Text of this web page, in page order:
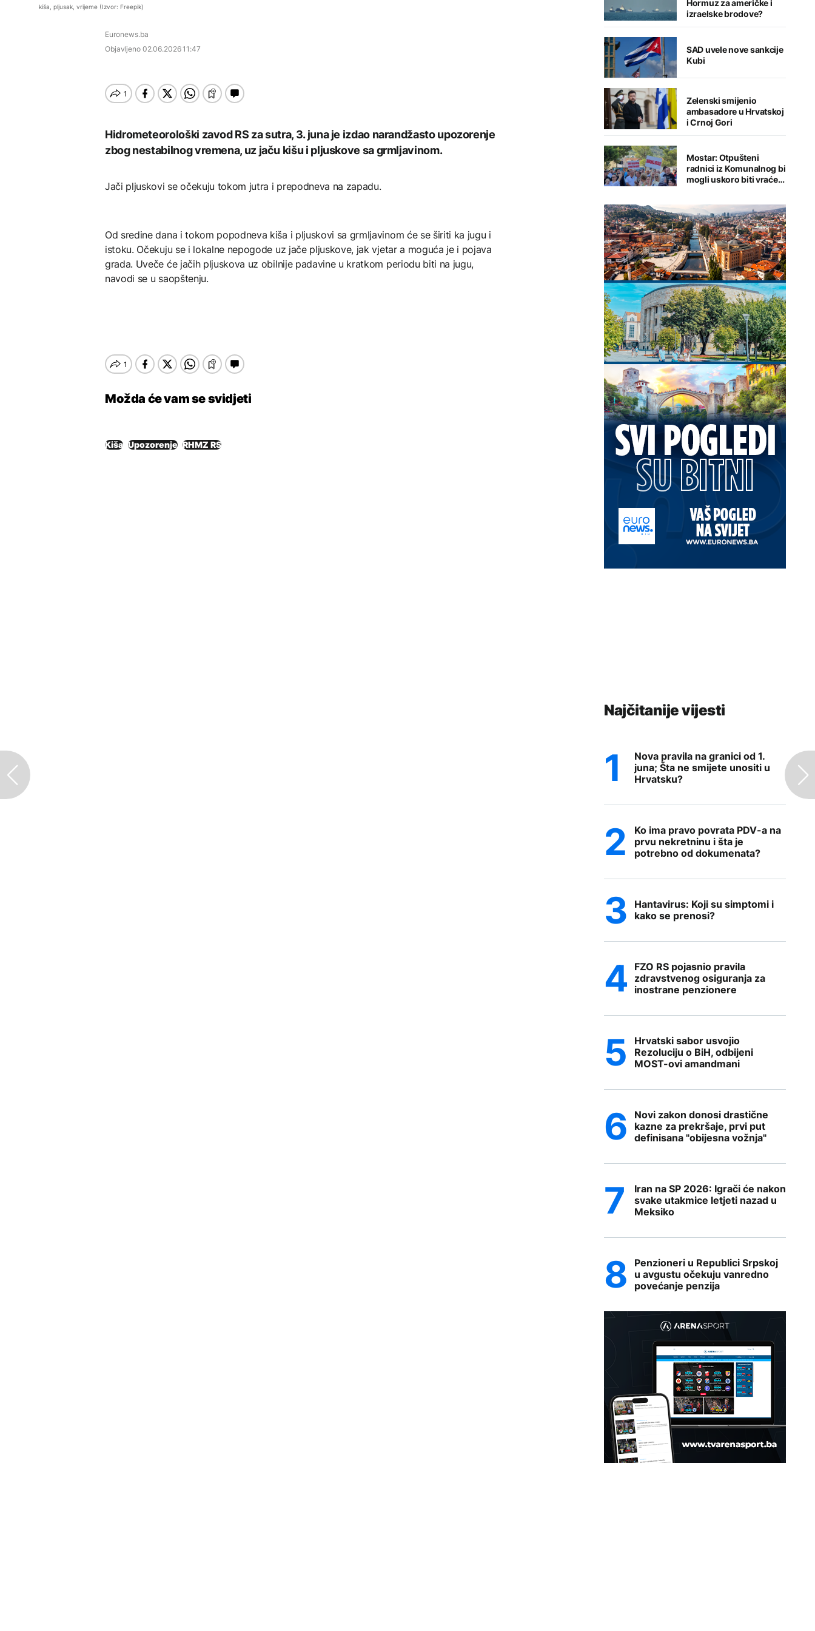
Veliki uspjeh sarajevskih
DRUŠTVO
vrh Turske
Nuklearka Krško
visokih temperatura
Save
FOKUS
evakuisano skoro
30.000 ljudi
Da li su Trump i Hegseth
u sukobu? Lider SAD se
obratio naciji
Rat i pijesak prijete
drevnim piramidama
ZANIMLJIVOSTI
Rihanna radi na novom
kiša, pljusak, vrijeme (Izvor: Freepik)
Euronews.ba
Objavljeno 02.06.2026 11:47
Hidrometeorološki zavod RS za sutra, 3. juna je izdao narandžasto upozorenje
zbog nestabilnog vremena, uz jaču kišu i pljuskove sa grmljavinom.
Jači pljuskovi se očekuju tokom jutra i prepodneva na zapadu.
Od sredine dana i tokom popodneva kiša i pljuskovi sa grmljavinom će se širiti ka jugu i
istoku. Očekuju se i lokalne nepogode uz jače pljuskove, jak vjetar a moguća je i pojava
grada. Uveče će jačih pljuskova uz obilnije padavine u kratkom periodu biti na jugu,
navodi se u saopštenju.
Možda će vam se svidjeti
Kiša Upozorenje RHMZ RS
Hormuz za američke i
izraelske brodove?
SAD uvele nove sankcije
Kubi
Zelenski smijenio
ambasadore u Hrvatskoj
i Crnoj Gori
Mostar: Otpušteni
radnici iz Komunalnog bi
mogli uskoro biti vraćeni
Najčitanije vijesti
Nova pravila na granici od 1.
juna; Šta ne smijete unositi u
Hrvatsku?
Ko ima pravo povrata PDV-a na
prvu nekretninu i šta je
potrebno od dokumenata?
Hantavirus: Koji su simptomi i
kako se prenosi?
FZO RS pojasnio pravila
zdravstvenog osiguranja za
inostrane penzionere
Hrvatski sabor usvojio
Rezoluciju o BiH, odbijeni
MOST-ovi amandmani
Novi zakon donosi drastične
kazne za prekršaje, prvi put
definisana "obijesna vožnja"
Iran na SP 2026: Igrači će nakon
svake utakmice letjeti nazad u
Meksiko
Penzioneri u Republici Srpskoj
u avgustu očekuju vanredno
povećanje penzija